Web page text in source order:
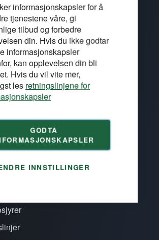
informasjonskapsler for å
tjenestene våre, gi
tilbud og forbedre
din. Hvis du ikke godtar
informasjonskapsler
kan opplevelsen din bli
Hvis du vil vite mer,
les retningslinjene for
GODTA
INNSTILLINGER
13 50